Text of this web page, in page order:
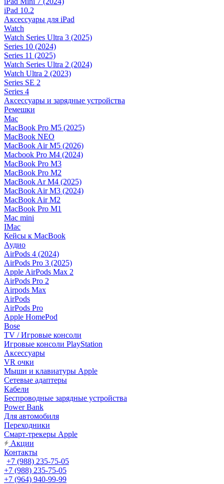
iPad 10.2
Аксессуары для iPad
Watch
Watch Series Ultra 3 (2025)
Series 10 (2024)
Series 11 (2025)
Watch Series Ultra 2 (2024)
Watch Ultra 2 (2023)
Series SE 2
Series 4
Аксессуары и зарядные устройства
Ремешки
Mac
MacBook Pro M5 (2025)
MacBook NEO
MacBook Air M5 (2026)
Macbook Pro M4 (2024)
MacBook Pro M3
MacBook Pro M2
MacBook Ar M4 (2025)
MacBook Air M3 (2024)
MacBook Air M2
MacBook Pro M1
Mac mini
IMac
Кейсы к MacBook
Аудио
AirPods 4 (2024)
AirPods Pro 3 (2025)
Apple AirPods Max 2
AirPods Pro 2
Airpods Max
AirPods
AirPods Pro
Apple HomePod
Bose
TV / Игровые консоли
Игровые консоли PlayStation
Аксессуары
VR очки
Мыши и клавиатуры Apple
Сетевые адаптеры
Кабели
Беспроводные зарядные устройства
Power Bank
Для автомобиля
Переходники
Смарт-трекеры Apple
Акции
Контакты
+7 (988) 235-75-05
+7 (988) 235-75-05
+7 (964) 940-99-99